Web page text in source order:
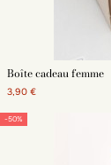
Boîte cadeau femme
3,90 €
-50%